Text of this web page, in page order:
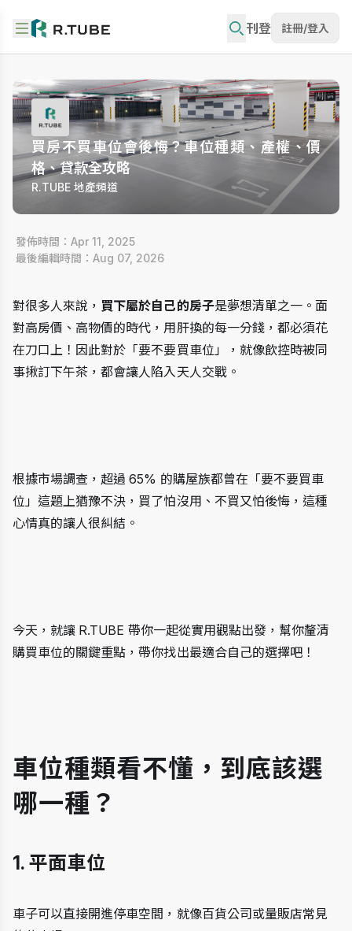
刊登 註冊/登入
買房不買車位會後悔？車位種類、產權、價
格、貸款全攻略
R.TUBE 地產頻道
發佈時間：Apr 11, 2025
最後編輯時間：Aug 07, 2026
對很多人來說， 買下屬於自己的房子是夢想清單之一。面
對高房價、高物價的時代，用肝換的每一分錢，都必須花
在刀口上！因此對於「要不要買車位」，就像飲控時被同
事揪訂下午茶，都會讓人陷入天人交戰。
根據市場調查，超過 65% 的購屋族都曾在「要不要買車
位」這題上猶豫不決，買了怕沒用、不買又怕後悔，這種
心情真的讓人很糾結。
今天，就讓 R.TUBE 帶你一起從實用觀點出發，幫你釐清
購買車位的關鍵重點，帶你找出最適合自己的選擇吧！
車位種類看不懂，到底該選
哪一種？
1. 平面車位
車子可以直接開進停車空間，就像百貨公司或量販店常見